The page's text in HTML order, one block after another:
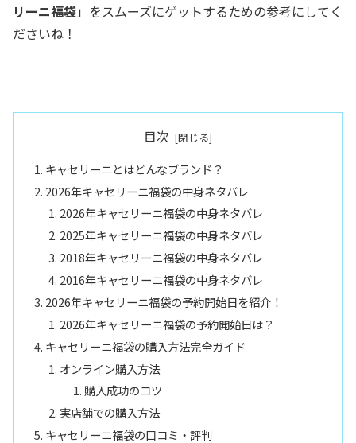
リーニ福袋」をスムーズにゲットするための参考にしてく
ださいね！
目次
キャセリーニとはどんなブランド？
2026年キャセリーニ福袋の中身ネタバレ
2026年キャセリーニ福袋の中身ネタバレ
2025年キャセリーニ福袋の中身ネタバレ
2018年キャセリーニ福袋の中身ネタバレ
2016年キャセリーニ福袋の中身ネタバレ
2026年キャセリーニ福袋の予約開始日を紹介！
2026年キャセリーニ福袋の予約開始日は？
キャセリーニ福袋の購入方法完全ガイド
オンライン購入方法
購入成功のコツ
実店舗での購入方法
キャセリーニ福袋の口コミ・評判